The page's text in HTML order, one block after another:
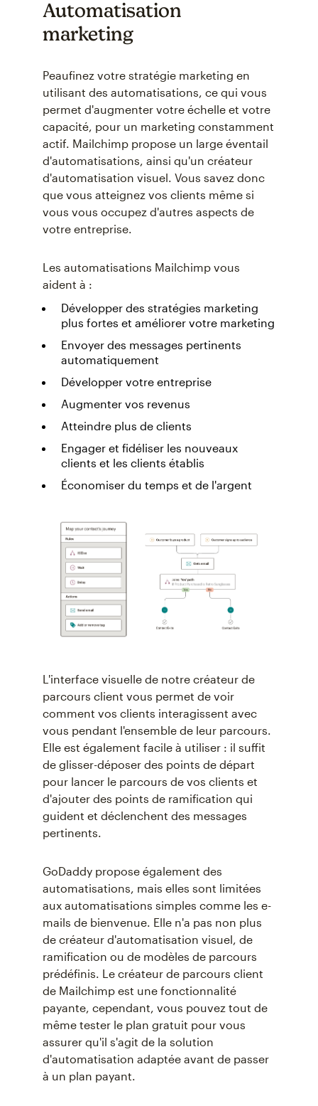
Automatisation
marketing
Peaufinez votre stratégie marketing en
utilisant des automatisations, ce qui vous
permet d'augmenter votre échelle et votre
capacité, pour un marketing constamment
actif. Mailchimp propose un large éventail
d'automatisations, ainsi qu'un créateur
d'automatisation visuel. Vous savez donc
que vous atteignez vos clients même si
vous vous occupez d'autres aspects de
votre entreprise.
Les automatisations Mailchimp vous
aident à :
Développer des stratégies marketing
plus fortes et améliorer votre marketing
Envoyer des messages pertinents
automatiquement
Développer votre entreprise
Augmenter vos revenus
Atteindre plus de clients
Engager et fidéliser les nouveaux
clients et les clients établis
Économiser du temps et de l'argent
L'interface visuelle de notre créateur de
parcours client vous permet de voir
comment vos clients interagissent avec
vous pendant l'ensemble de leur parcours.
Elle est également facile à utiliser : il suffit
de glisser-déposer des points de départ
pour lancer le parcours de vos clients et
d'ajouter des points de ramification qui
guident et déclenchent des messages
pertinents.
GoDaddy propose également des
automatisations, mais elles sont limitées
aux automatisations simples comme les e-
mails de bienvenue. Elle n'a pas non plus
de créateur d'automatisation visuel, de
ramification ou de modèles de parcours
prédéfinis. Le créateur de parcours client
de Mailchimp est une fonctionnalité
payante, cependant, vous pouvez tout de
même tester le plan gratuit pour vous
assurer qu'il s'agit de la solution
d'automatisation adaptée avant de passer
à un plan payant.